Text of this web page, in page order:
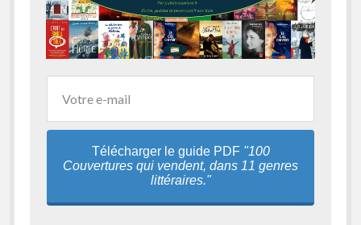
Télécharger le guide PDF "100
Couvertures qui vendent, dans 11 genres
littéraires."